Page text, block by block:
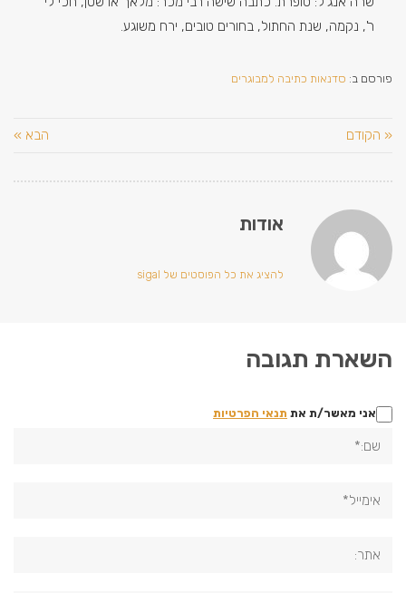
ר', נקמה, שנת החתול, בחורים טובים, ירח משוגע.
פורסם ב: סדנאות כתיבה למבוגרים
« הקודם הבא »
אודות
להציג את כל הפוסטים של sigal
השארת תגובה
אני מאשר/ת את תנאי הפרטיות